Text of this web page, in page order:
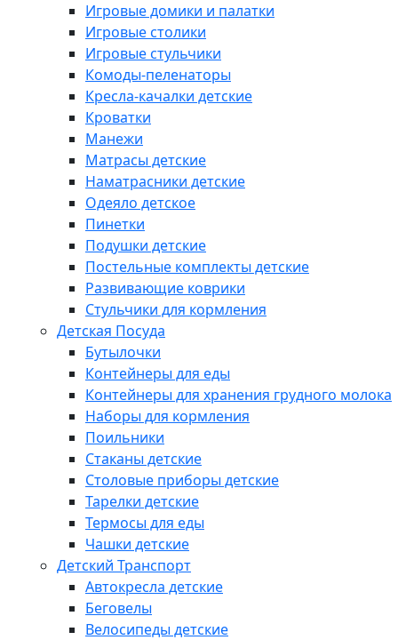
Игровые домики и палатки
Игровые столики
Игровые стульчики
Комоды-пеленаторы
Кресла-качалки детские
Кроватки
Манежи
Матрасы детские
Наматрасники детские
Одеяло детское
Пинетки
Подушки детские
Постельные комплекты детские
Развивающие коврики
Стульчики для кормления
Детская Посуда
Бутылочки
Контейнеры для еды
Контейнеры для хранения грудного молока
Наборы для кормления
Поильники
Стаканы детские
Столовые приборы детские
Тарелки детские
Термосы для еды
Чашки детские
Детский Транспорт
Автокресла детские
Беговелы
Велосипеды детские